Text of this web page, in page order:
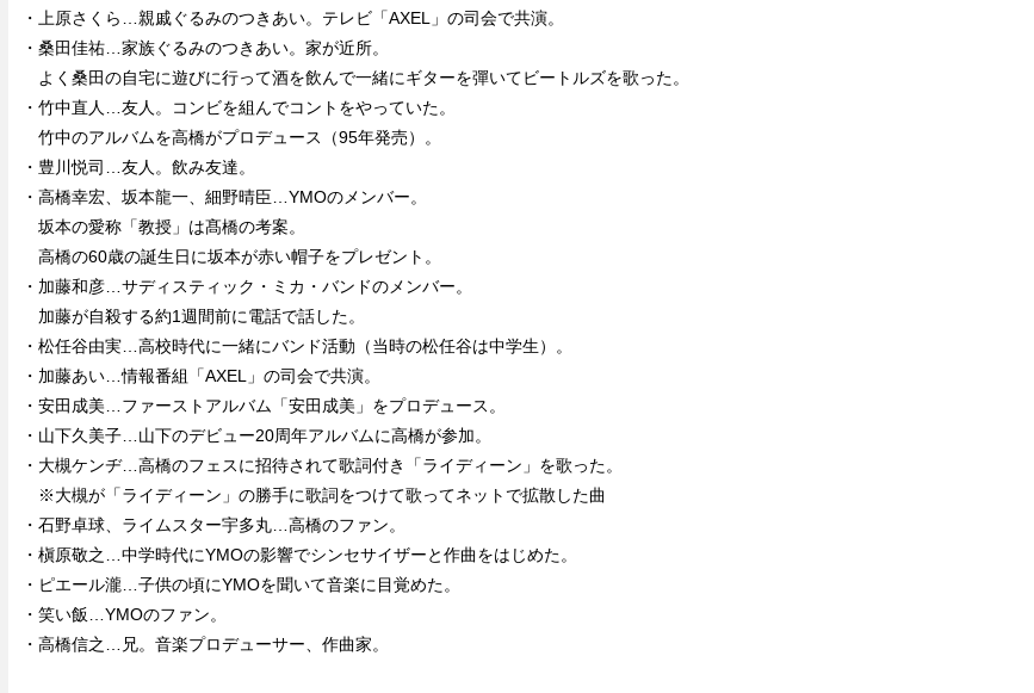
・上原さくら…親戚ぐるみのつきあい。テレビ「AXEL」の司会で共演。
・桑田佳祐…家族ぐるみのつきあい。家が近所。
よく桑田の自宅に遊びに行って酒を飲んで一緒にギターを彈いてビートルズを歌った。
・竹中直人…友人。コンビを組んでコントをやっていた。
竹中のアルバムを高橋がプロデュース（95年発売）。
・豊川悦司…友人。飲み友達。
・高橋幸宏、坂本龍一、細野晴臣…YMOのメンバー。
坂本の愛称「教授」は髙橋の考案。
高橋の60歳の誕生日に坂本が赤い帽子をプレゼント。
・加藤和彦…サディスティック・ミカ・バンドのメンバー。
加藤が自殺する約1週間前に電話で話した。
・松任谷由実…高校時代に一緒にバンド活動（当時の松任谷は中学生）。
・加藤あい…情報番組「AXEL」の司会で共演。
・安田成美…ファーストアルバム「安田成美」をプロデュース。
・山下久美子…山下のデビュー20周年アルバムに高橋が参加。
・大槻ケンヂ…高橋のフェスに招待されて歌詞付き「ライディーン」を歌った。
※大槻が「ライディーン」の勝手に歌詞をつけて歌ってネットで拡散した曲
・石野卓球、ライムスター宇多丸…高橋のファン。
・槇原敬之…中学時代にYMOの影響でシンセサイザーと作曲をはじめた。
・ピエール瀧…子供の頃にYMOを聞いて音楽に目覚めた。
・笑い飯…YMOのファン。
・高橋信之…兄。音楽プロデューサー、作曲家。